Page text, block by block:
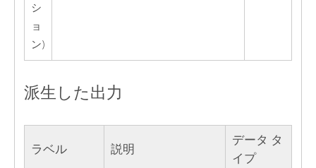
シ
ョ
ン)
派生した出力
ラベル 説明
データ タ
イプ